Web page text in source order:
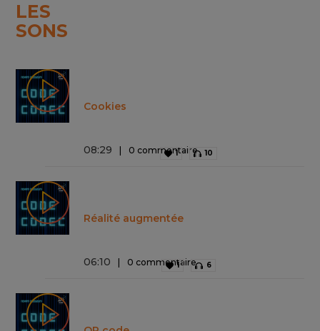
LES
SONS
Cookies
08:29 0 commentaire
1 10
Réalité augmentée
06:10 0 commentaire
1 6